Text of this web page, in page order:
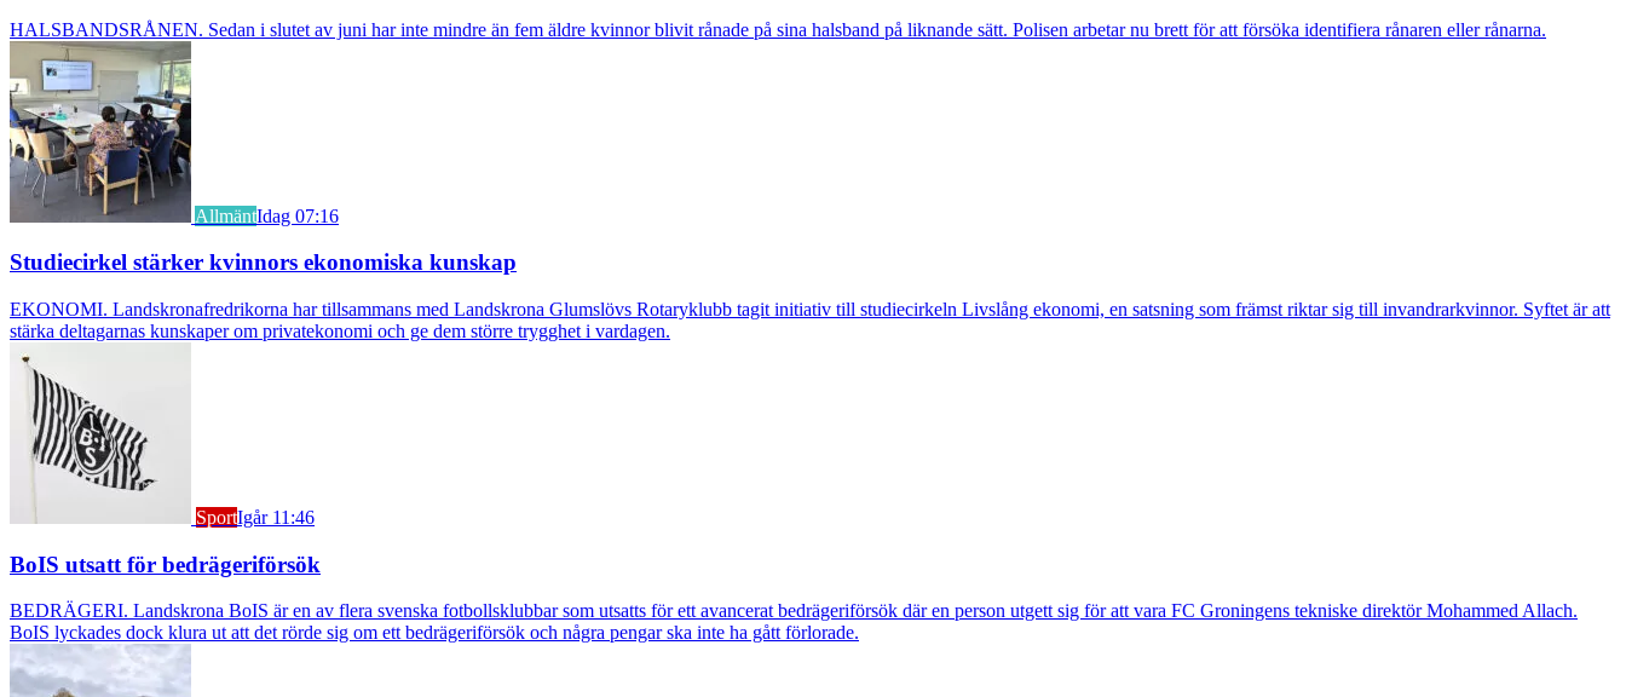
HALSBANDSRÅNEN. Sedan i slutet av juni har inte mindre än fem äldre kvinnor blivit rånade på sina halsband på liknande sätt. Polisen arbetar nu brett för att försöka identifiera rånaren eller rånarna.
AllmäntIdag 07:16
Studiecirkel stärker kvinnors ekonomiska kunskap
EKONOMI. Landskronafredrikorna har tillsammans med Landskrona Glumslövs Rotaryklubb tagit initiativ till studiecirkeln Livslång ekonomi, en satsning som främst riktar sig till invandrarkvinnor. Syftet är att
stärka deltagarnas kunskaper om privatekonomi och ge dem större trygghet i vardagen.
SportIgår 11:46
BoIS utsatt för bedrägeriförsök
BEDRÄGERI. Landskrona BoIS är en av flera svenska fotbollsklubbar som utsatts för ett avancerat bedrägeriförsök där en person utgett sig för att vara FC Groningens tekniske direktör Mohammed Allach.
BoIS lyckades dock klura ut att det rörde sig om ett bedrägeriförsök och några pengar ska inte ha gått förlorade.